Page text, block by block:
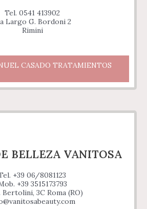
Tel. 0541 413902
Largo G. Bordoni 2
Rimini
CASADO TRATAMIENTOS
BELLEZA VANITOSA
+39 06/8081123
+39 3515173793
Bertolini, 3C Roma (RO)